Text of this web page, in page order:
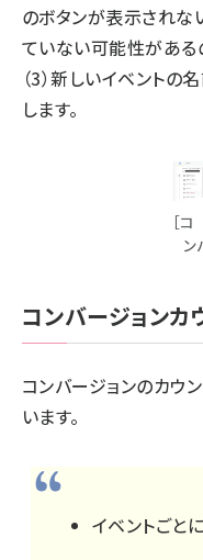
のボタンが表示され
ていない可能性がある
（3）新しいイベントの
します。
［コ
ン
コンバージョンカ
コンバージョンのカウ
います。
イベントごと